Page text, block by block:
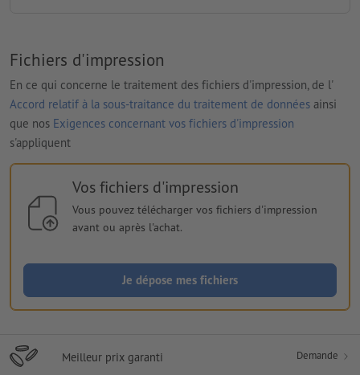
Fichiers d'impression
En ce qui concerne le traitement des fichiers d'impression, de l'
Accord relatif à la sous-traitance du traitement de données ainsi
que nos Exigences concernant vos fichiers d'impression
s'appliquent
Vos fichiers d'impression
Vous pouvez télécharger vos fichiers d'impression
avant ou après l'achat.
Je dépose mes fichiers
Meilleur prix garanti Demande